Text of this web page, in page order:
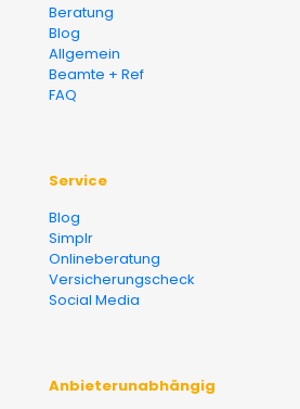
Beratung
Blog
Allgemein
Beamte + Ref
FAQ
Service
Blog
Simplr
Onlineberatung
Versicherungscheck
Social Media
Anbieterunabhängig